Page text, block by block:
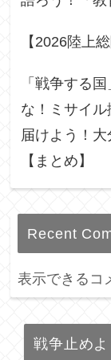
【2026陸上
「戦争する
な！ミサイ
届けよう！
【まとめ】
Recent
表示できるコ
戦争止め